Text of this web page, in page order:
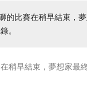
的比賽在稍早結束，
。
稍早結束，夢想家最